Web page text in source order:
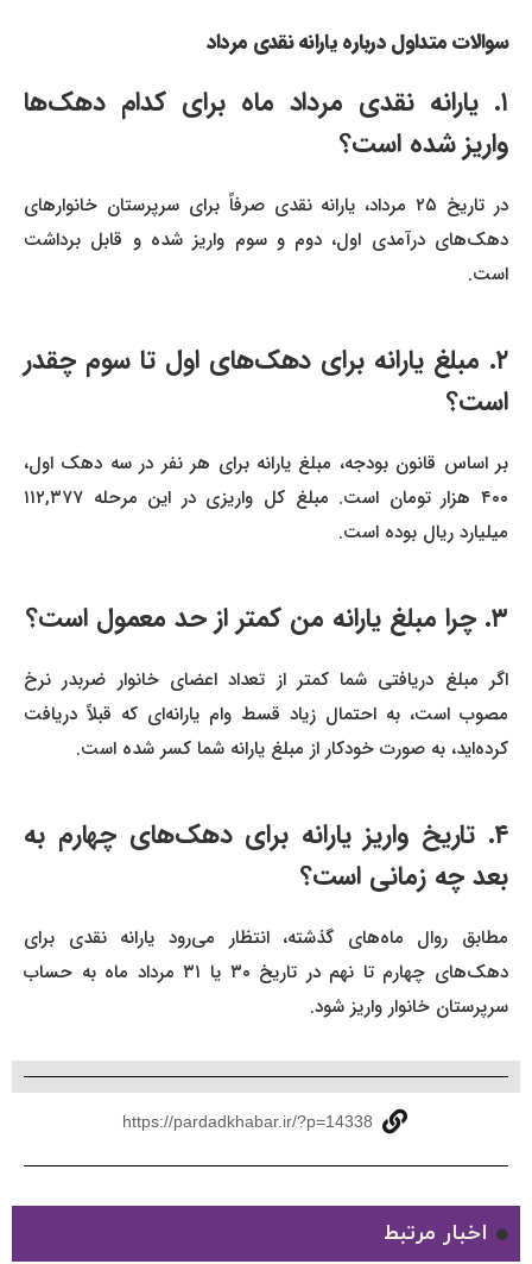
سوالات متداول درباره یارانه نقدی مرداد
۱. یارانه نقدی مرداد ماه برای کدام دهک‌ها
واریز شده است؟
در تاریخ ۲۵ مرداد، یارانه نقدی صرفاً برای سرپرستان خانوارهای
دهک‌های درآمدی اول، دوم و سوم واریز شده و قابل برداشت
است.
۲. مبلغ یارانه برای دهک‌های اول تا سوم چقدر
است؟
بر اساس قانون بودجه، مبلغ یارانه برای هر نفر در سه دهک اول،
۴۰۰ هزار تومان است. مبلغ کل واریزی در این مرحله ۱۱۲,۳۷۷
میلیارد ریال بوده است.
اگر مبلغ دریافتی شما کمتر از تعداد اعضای خانوار ضربدر نرخ
مصوب است، به احتمال زیاد قسط وام یارانه‌ای که قبلاً دریافت
کرده‌اید، به صورت خودکار از مبلغ یارانه شما کسر شده است.
۴. تاریخ واریز یارانه برای دهک‌های چهارم به
بعد چه زمانی است؟
مطابق روال ماه‌های گذشته، انتظار می‌رود یارانه نقدی برای
دهک‌های چهارم تا نهم در تاریخ ۳۰ یا ۳۱ مرداد ماه به حساب
سرپرستان خانوار واریز شود.
https://pardadkhabar.ir/?p=14338
اخبار مرتبط